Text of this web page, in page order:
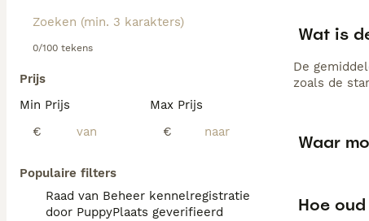
0/100 tekens
Prijs
Min Prijs
€
Max Prijs
€
Populaire filters
Raad van Beheer kennelregistratie
door PuppyPlaats geverifieerd
Wat is
De
zoals de
Waar
Hoe